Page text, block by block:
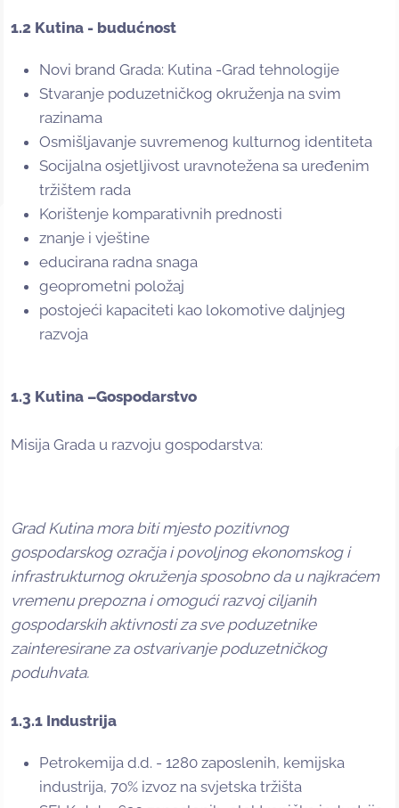
1.2 Kutina - budućnost
Novi brand Grada: Kutina -Grad tehnologije
Stvaranje poduzetničkog okruženja na svim
razinama
Osmišljavanje suvremenog kulturnog identiteta
Socijalna osjetljivost uravnotežena sa uređenim
tržištem rada
Korištenje komparativnih prednosti
znanje i vještine
educirana radna snaga
geoprometni položaj
postojeći kapaciteti kao lokomotive daljnjeg
razvoja
1.3 Kutina –Gospodarstvo
Misija Grada u razvoju gospodarstva:
Grad Kutina mora biti mjesto pozitivnog
gospodarskog ozračja i povoljnog ekonomskog i
infrastrukturnog okruženja sposobno da u najkraćem
vremenu prepozna i omogući razvoj ciljanih
gospodarskih aktivnosti za sve poduzetnike
zainteresirane za ostvarivanje poduzetničkog
poduhvata.
1.3.1 Industrija
Petrokemija d.d. - 1280 zaposlenih, kemijska
industrija, 70% izvoz na svjetska tržišta